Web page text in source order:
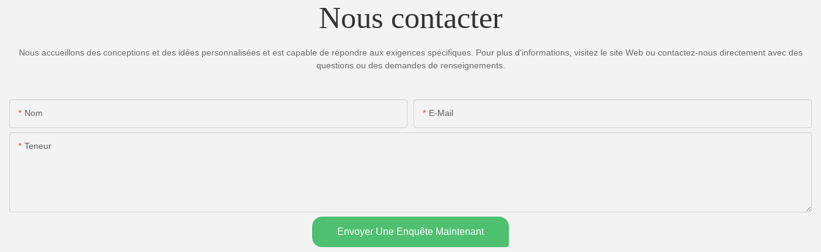
Nous contacter
Nous accueillons des conceptions et des idées personnalisées et est capable de répondre aux exigences spécifiques. Pour plus d'informations, visitez le site Web ou contactez-nous directement avec des
questions ou des demandes de renseignements.
Nom E-Mail
Teneur
Envoyer Une Enquête Maintenant